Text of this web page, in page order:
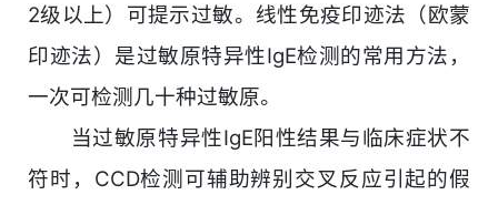
2级以上）可提示过敏。线性免疫印迹法（欧蒙
印迹法）是过敏原特异性IgE检测的常用方法，
一次可检测几十种过敏原。
当过敏原特异性IgE阳性结果与临床症状不
符时，CCD检测可辅助辨别交叉反应引起的假